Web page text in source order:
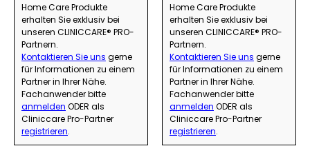
Home Care Produkte
erhalten Sie exklusiv bei
unseren CLINICCARE® PRO-
Partnern.
Kontaktieren Sie uns gerne
für Informationen zu einem
Partner in Ihrer Nähe.
Fachanwender bitte
anmelden ODER als
Cliniccare Pro-Partner
registrieren.
Home Care Produkte
erhalten Sie exklusiv bei
unseren CLINICCARE® PRO-
Partnern.
Kontaktieren Sie uns gerne
für Informationen zu einem
Partner in Ihrer Nähe.
Fachanwender bitte
anmelden ODER als
Cliniccare Pro-Partner
registrieren.